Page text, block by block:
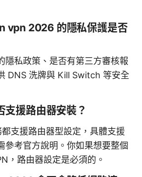
vpn 2026 的隱私保護是否
隱私政策、是否有第三方審核報
DNS 洗牌與 Kill Switch 等安全
援路由器安裝？
支援路由器型設定，具體支援
參考官方說明。你如果想要整個
，路由器設定是必須的。